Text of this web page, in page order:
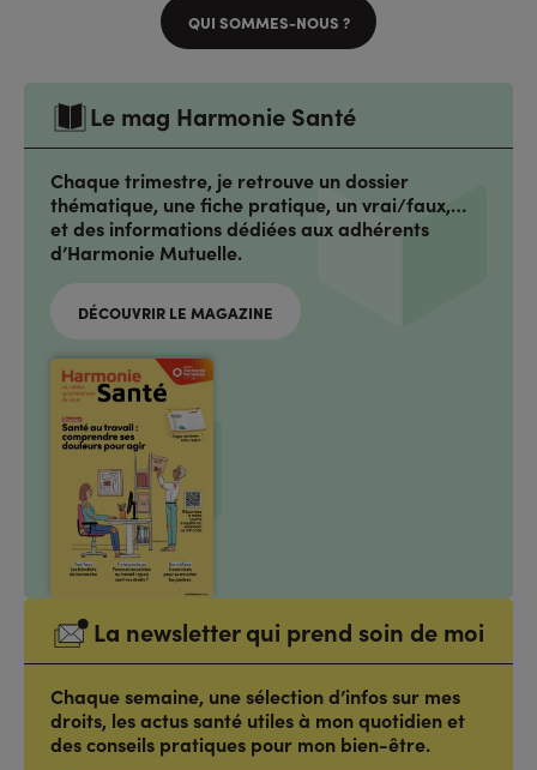
QUI SOMMES-NOUS ?
Le mag Harmonie Santé
Chaque trimestre, je retrouve un dossier
thématique, une fiche pratique, un vrai/faux,…
et des informations dédiées aux adhérents
d’Harmonie Mutuelle.
DÉCOUVRIR LE MAGAZINE
La newsletter qui prend soin de moi
Chaque semaine, une sélection d’infos sur mes
droits, les actus santé utiles à mon quotidien et
des conseils pratiques pour mon bien-être.